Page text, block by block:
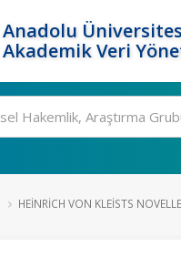
Anadolu
Akademik Veri
HEINRICH VON KLEISTS